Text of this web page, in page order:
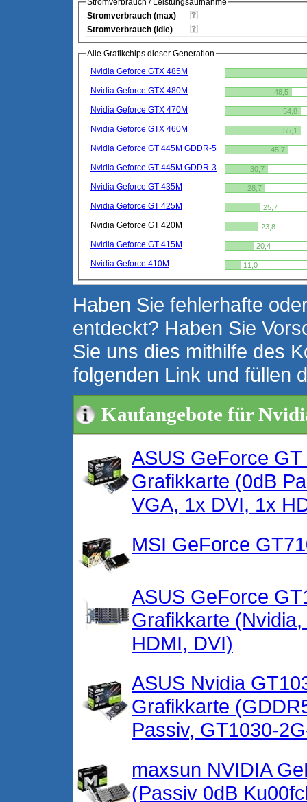
Stromverbrauch (max)
Stromverbrauch (idle)
Alle Grafikchips dieser Generation
Nvidia Geforce GTX 485M
Nvidia Geforce GTX 480M
48,5
Nvidia Geforce GTX 470M 54,8
Nvidia Geforce GTX 460M 55,1
Nvidia Geforce GT 445M GDDR-5 45,7
Nvidia Geforce GT 445M GDDR-3 30,7
Nvidia Geforce GT 435M 28,7
Nvidia Geforce GT 425M 25,7
Nvidia Geforce GT 420M 23,8
Nvidia Geforce GT 415M 20,4
Nvidia Geforce 410M 11,0
Haben Sie fehlerhafte
entdeckt? Haben Sie
Sie uns dies mithilfe des
folgenden Link und füllen
Kaufangebote für
ASUS GeForce
Grafikkarte (0dB
VGA, 1x DVI, 1x
MSI GeForce
ASUS GeForce
Grafikkarte
HDMI, DVI)
ASUS Nvidia
Grafikkarte
Passiv, GT1030-
maxsun NVIDIA
(Passiv 0dB